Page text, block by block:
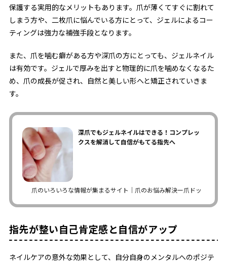
保護する実用的なメリットもあります。爪が薄くてすぐに割れて
しまう方や、二枚爪に悩んでいる方にとって、ジェルによるコー
ティングは強力な補強手段となります。
また、爪を噛む癖がある方や深爪の方にとっても、ジェルネイル
は有効です。ジェルで厚みを出すと物理的に爪を噛めなくなるた
め、爪の成長が促され、自然と美しい形へと矯正されていきま
す。
深爪でもジェルネイルはできる！コンプレッ
クスを解消して自信がもてる指先へ
爪のいろいろな情報が集まるサイト｜爪のお悩み解決ー爪ドットコム
指先が整い自己肯定感と自信がアップ
ネイルケアの意外な効果として、自分自身のメンタルへのポジテ